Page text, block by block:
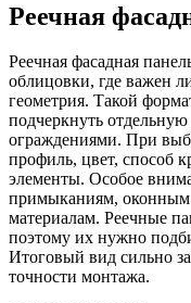
Реечная
Реечная фасадная
облицовки, где важен
геометрия. Такой
подчеркнуть отдельную
ограждениями. При
профиль, цвет, способ
элементы. Особое
примыканиям, оконным
материалам. Реечные
поэтому их нужно
Итоговый вид сильно
точности монтажа.